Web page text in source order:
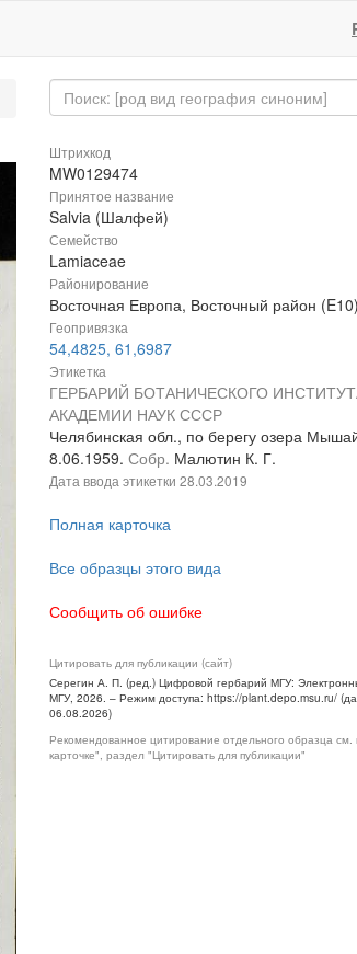
Штрихкод
MW0129474
Принятое название
Salvia (Шалфей)
Семейство
Lamiaceae
Районирование
Восточная Европа, Восточный район
Геопривязка
54,4825, 61,6987
Этикетка
ГЕРБАРИЙ БОТАНИЧЕСКОГО
АКАДЕМИИ НАУК СССР
Челябинская обл., по берегу озера
8.06.1959. Собр. Малютин К. Г.
Дата ввода этикетки 28.03.2019
Полная карточка
Все образцы этого вида
Сообщить об ошибке
Цитировать для публикации (сайт)
Серегин А. П. (ред.) Цифровой гербарий МГУ:
МГУ, 2026. – Режим доступа: https://plant.depo.msu.ru/
06.08.2026)
Рекомендованное цитирование отдельного образца см.
карточке", раздел "Цитировать для публикации"